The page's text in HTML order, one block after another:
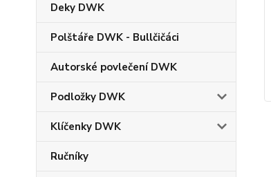
Deky DWK
Polštáře DWK - Bullčičáci
Autorské povlečení DWK
Podložky DWK
Klíčenky DWK
Ručníky